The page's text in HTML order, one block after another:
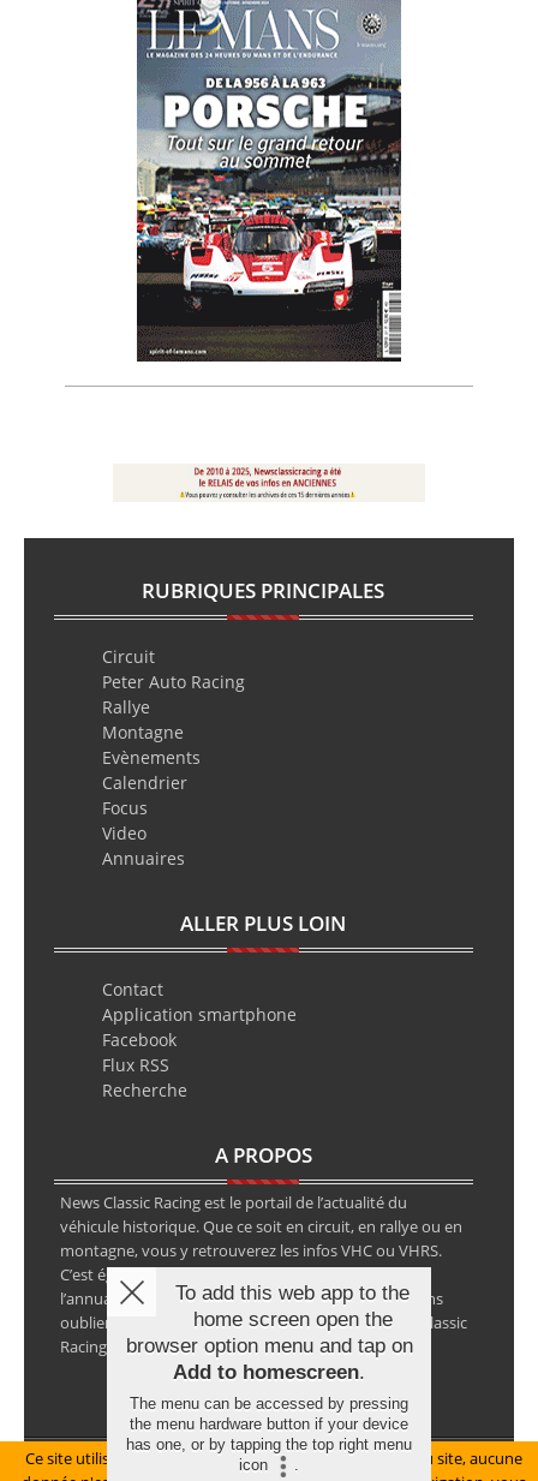
RUBRIQUES PRINCIPALES
Circuit
Peter Auto Racing
Rallye
Montagne
Evènements
Calendrier
Focus
Video
Annuaires
ALLER PLUS LOIN
Contact
Application smartphone
Facebook
Flux RSS
Recherche
A PROPOS
News Classic Racing est le portail de l’actualité du
véhicule historique. Que ce soit en circuit, en rallye ou en
montagne, vous y retrouverez les infos VHC ou VHRS.
C’est également le calendrier des épreuves ainsi que
l’annuaire des spécialistes de la voiture ancienne, sans
oublier les petites annonces avec notre partenaire Classic
Racing Annonces.
Mentions légales
Ce site utilise des cookies pour le bon fonctionnement du site, aucune
To add this web app to the
home screen open the
browser option menu and tap on
Add to homescreen.
The menu can be accessed by pressing
the menu hardware button if your device
has one, or by tapping the top right menu
icon
.